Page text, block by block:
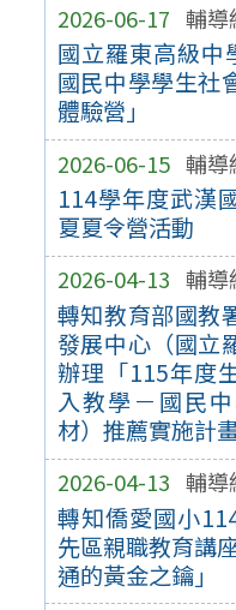
2026-06-17 輔導
國立羅東高級中
國民中學學生社
體驗營」
2026-06-15 輔導
114學年度武漢
夏夏令營活動
2026-04-13 輔導
轉知教育部國教
發展中心（國立
辦理「115年度
入教學－國民
材）推薦實施計畫
2026-04-13 輔導
轉知僑愛國小
先區親職教育講
通的黃金之鑰」